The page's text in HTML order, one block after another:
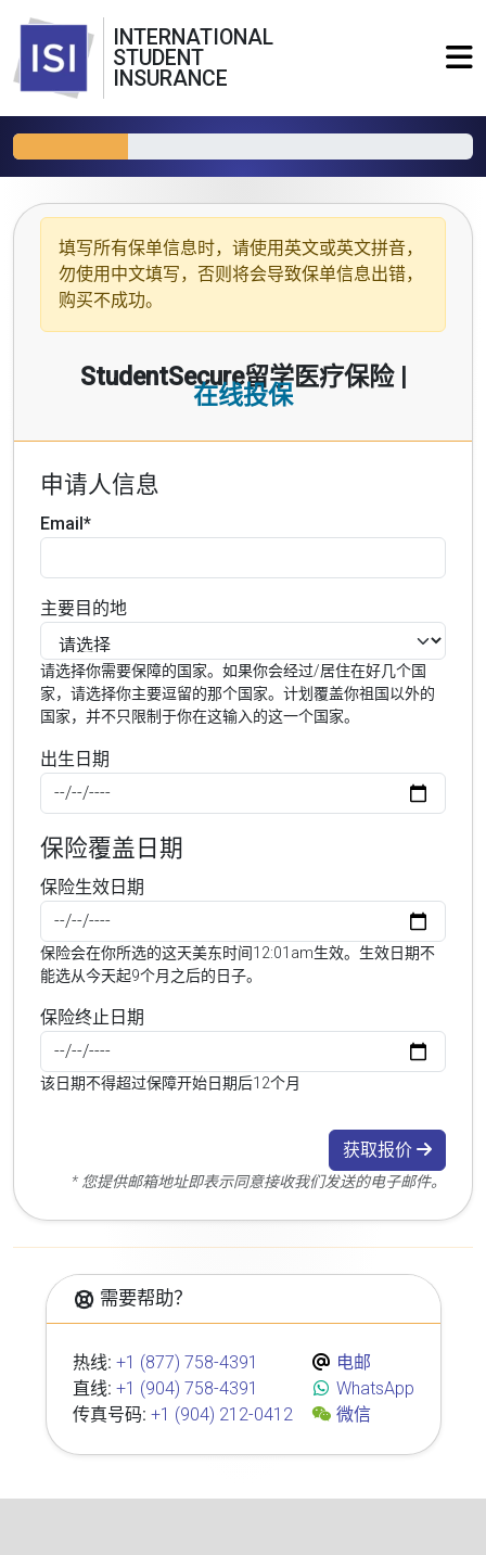
INTERNATIONAL
STUDENT
INSURANCE
填写所有保单信息时，请使用 英文或英文拼音，
勿使用中文填写，否则将会导致保单信息出错，
购买不成功。
StudentSecure留学医疗保险 |
在线投保
申请人信息
Email*
主要目的地
请选择你需要保障的国家。如果你会经过/居住在好几个国
家，请选择你主要逗留的那个国家。计划覆盖你祖国以外的
国家，并不只限制于你在这输入的这一个国家。
出生日期
保险覆盖日期
保险生效日期
保险会在你所选的这天美东时间12:01am生效。生效日期不
能选从今天起9个月之后的日子。
保险终止日期
该日期不得超过保障开始日期后12个月
获取报价
* 您提供邮箱地址即表示同意接收我们发送的电子邮件。
需要帮助？
热线: +1 (877) 758-4391
直线: +1 (904) 758-4391
传真号码: +1 (904) 212-0412
电邮
WhatsApp
微信